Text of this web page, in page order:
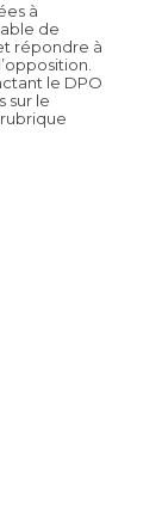
à
de
répondre à
le DPO
sur le